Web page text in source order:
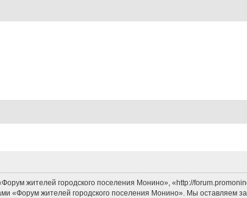
жителей городского поселения Монино», «http://
«Форум жителей городского поселения Монино». Мы оставляем